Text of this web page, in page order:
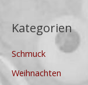
Kategorien
Schmuck
Weihnachten